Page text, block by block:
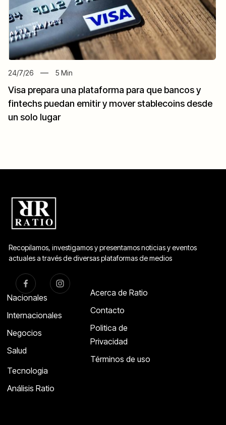
24/7/26 5 Min
Visa prepara una plataforma para que bancos y
fintechs puedan emitir y mover stablecoins desde
un solo lugar
Recopilamos, investigamos y presentamos noticias y eventos
actuales a través de diversas plataformas de medios
Nacionales
Internacionales
Negocios
Salud
Tecnologia
Análisis Ratio
Acerca de Ratio
Contacto
Politica de
Privacidad
Términos de uso